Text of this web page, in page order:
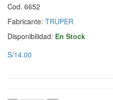
Cod. 6652
Fabricante: TRUPER
Disponibilidad: En Stock
S/14.00